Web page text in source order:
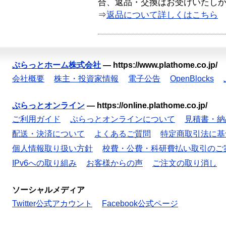
合、返品・交換はお受けいたし
⇒返品について詳しくはこちら
ぷらっとホーム株式会社 — https://www.plathome.co.jp/
会社概要
株主・投資家情報 電子公告 OpenBlocks
ぷらっとオンライン — https://online.plathome.co.jp/
ご利用ガイド
ぷらっとオンラインについて
見積書・
配送・決済について
よくあるご質問
特定商取引法に
個人情報取り扱い方針
校費・公費・科研費払い取引のご
IPv6への取り組み
お客様からの声 ご注文の取り消し
ソーシャルメディア
Twitter公式アカウント
Facebook公式ページ